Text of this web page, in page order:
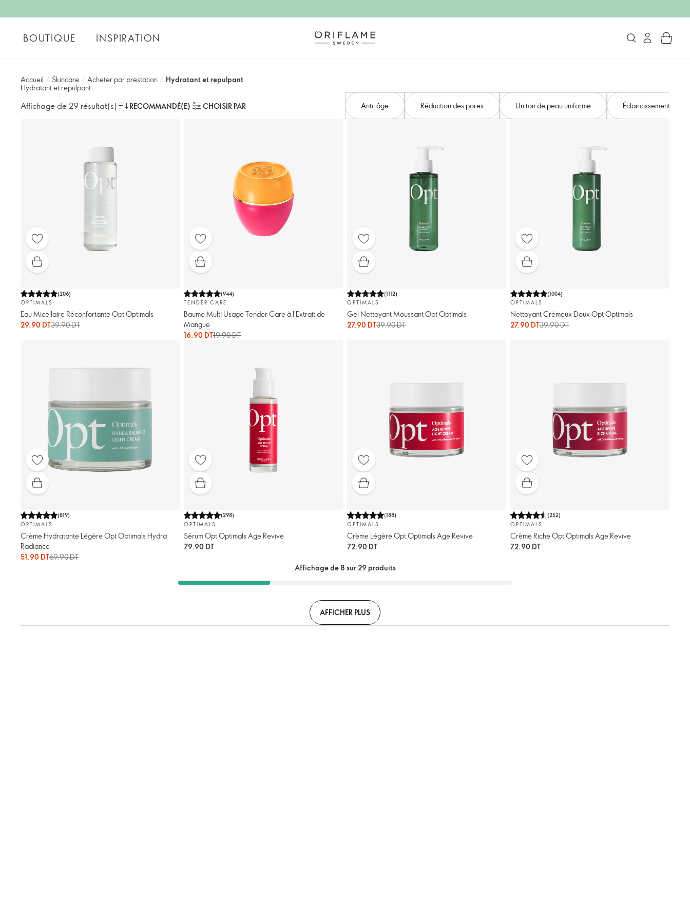
BOUTIQUE INSPIRATION
Accueil / Skincare / Acheter par prestation / Hydratant et repulpant
Hydratant et repulpant
Affichage de 29 résultat(s) RECOMMANDÉ(E) CHOISIR PAR Anti-âge Réduction des pores Un ton de peau uniforme Éclaircissement
(206)
OPTIMALS
Eau Micellaire Réconfortante Opt Optimals
29.90 DT39.90 DT
(944)
TENDER CARE
Baume Multi Usage Tender Care à l'Extrait de
Mangue
16.90 DT19.90 DT
(1112)
OPTIMALS
Gel Nettoyant Moussant Opt Optimals
27.90 DT39.90 DT
(1004)
OPTIMALS
Nettoyant Crémeux Doux Opt Optimals
27.90 DT39.90 DT
(819)
OPTIMALS
Crème Hydratante Légère Opt Optimals Hydra
Radiance
51.90 DT69.90 DT
(298)
OPTIMALS
Sérum Opt Optimals Age Revive
79.90 DT
(188)
OPTIMALS
Crème Légère Opt Optimals Age Revive
72.90 DT
(252)
OPTIMALS
Crème Riche Opt Optimals Age Revive
72.90 DT
Affichage de 8 sur 29 produits
AFFICHER PLUS